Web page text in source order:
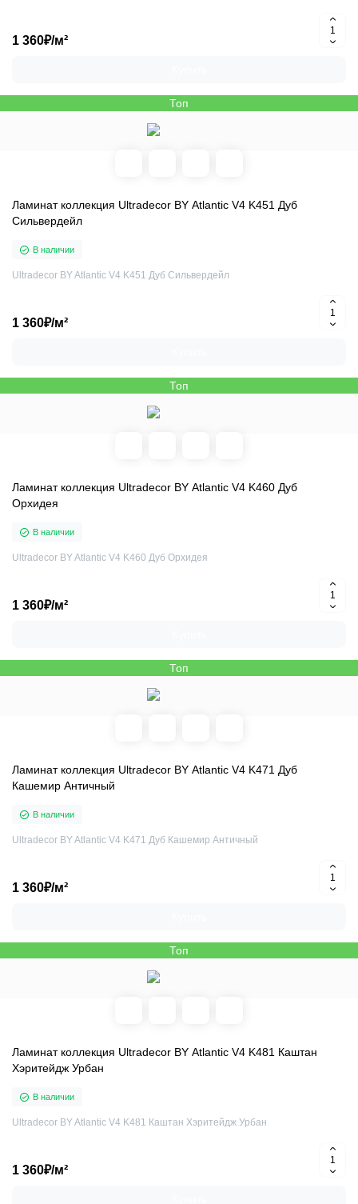
1 360₽/м²
Топ
Ламинат коллекция Ultradecor BY Atlantic V4 K451 Дуб
Сильвердейл
В наличии
Ultradecor BY Atlantic V4 K451 Дуб Сильвердейл
1 360₽/м²
Топ
Ламинат коллекция Ultradecor BY Atlantic V4 K460 Дуб
Орхидея
В наличии
Ultradecor BY Atlantic V4 K460 Дуб Орхидея
1 360₽/м²
Топ
Ламинат коллекция Ultradecor BY Atlantic V4 K471 Дуб
Кашемир Античный
В наличии
Ultradecor BY Atlantic V4 K471 Дуб Кашемир Античный
1 360₽/м²
Топ
Ламинат коллекция Ultradecor BY Atlantic V4 K481 Каштан
Хэритейдж Урбан
В наличии
Ultradecor BY Atlantic V4 K481 Каштан Хэритейдж Урбан
1 360₽/м²